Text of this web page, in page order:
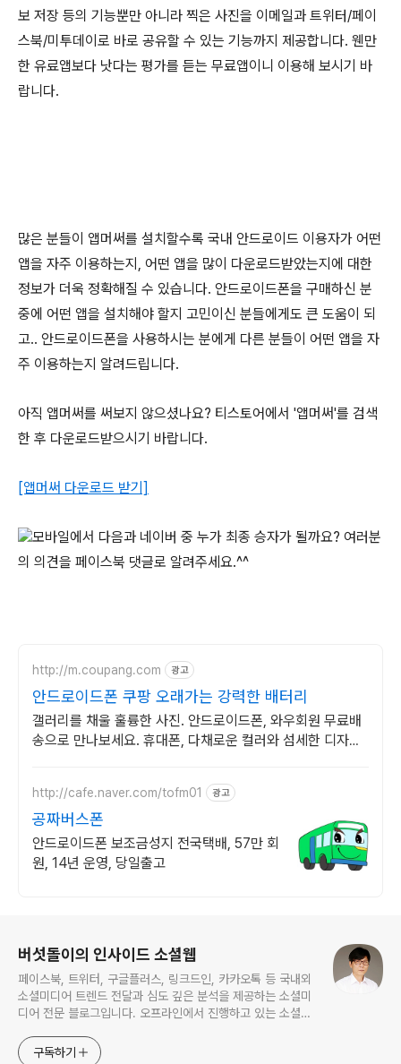
보 저장 등의 기능뿐만 아니라 찍은 사진을 이메일과 트위터/페이
스북/미투데이로 바로 공유할 수 있는 기능까지 제공합니다. 웬만
한 유료앱보다 낫다는 평가를 듣는 무료앱이니 이용해 보시기 바
랍니다.
많은 분들이 앱머써를 설치할수록 국내 안드로이드 이용자가 어떤
앱을 자주 이용하는지, 어떤 앱을 많이 다운로드받았는지에 대한
정보가 더욱 정확해질 수 있습니다. 안드로이드폰을 구매하신 분
중에 어떤 앱을 설치해야 할지 고민이신 분들에게도 큰 도움이 되
고.. 안드로이드폰을 사용하시는 분에게 다른 분들이 어떤 앱을 자
주 이용하는지 알려드립니다.
아직 앱머써를 써보지 않으셨나요? 티스토어에서 '앱머써'를 검색
한 후 다운로드받으시기 바랍니다.
[앱머써 다운로드 받기]
모바일에서 다음과 네이버 중 누가 최종 승자가 될까요? 여러분
의 의견을 페이스북 댓글로 알려주세요.^^
http://m.coupang.com 광고
안드로이드폰 쿠팡 오래가는 강력한 배터리
갤러리를 채울 훌륭한 사진. 안드로이드폰, 와우회원 무료배
송으로 만나보세요. 휴대폰, 다채로운 컬러와 섬세한 디자인
http://cafe.naver.com/tofm01 광고
공짜버스폰
안드로이드폰 보조금성지 전국택배, 57만 회
원, 14년 운영, 당일출고
버섯돌이의 인사이드 소셜웹
페이스북, 트위터, 구글플러스, 링크드인, 카카오톡 등 국내외
소셜미디어 트렌드 전달과 심도 깊은 분석을 제공하는 소셜미
디어 전문 블로그입니다. 오프라인에서 진행하고 있는 소셜미
구독하기